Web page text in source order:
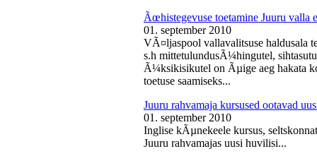
Ãœhistegevuse toetamine Juuru valla
01. september 2010
VÃ¤ljaspool vallavalitsuse haldusala
s.h mittetulundusÃ¼hingutel,
Ã¼ksikisikutel on Ãµige aeg hakata
toetuse saamiseks...
Juuru rahvamaja kursused ootavad
01. september 2010
Inglise kÃµnekeele kursus,
Juuru rahvamajas uusi huvilisi...